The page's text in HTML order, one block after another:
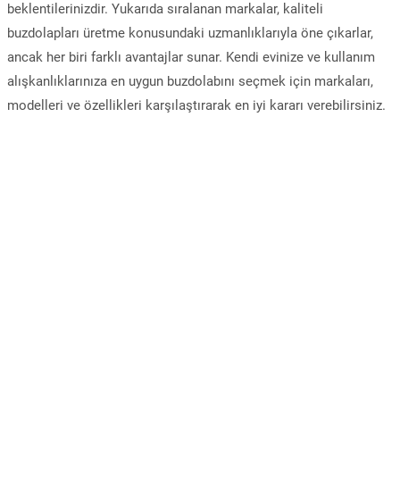
beklentilerinizdir. Yukarıda sıralanan markalar, kaliteli
buzdolapları üretme konusundaki uzmanlıklarıyla öne çıkarlar,
ancak her biri farklı avantajlar sunar. Kendi evinize ve kullanım
alışkanlıklarınıza en uygun buzdolabını seçmek için markaları,
modelleri ve özellikleri karşılaştırarak en iyi kararı verebilirsiniz.